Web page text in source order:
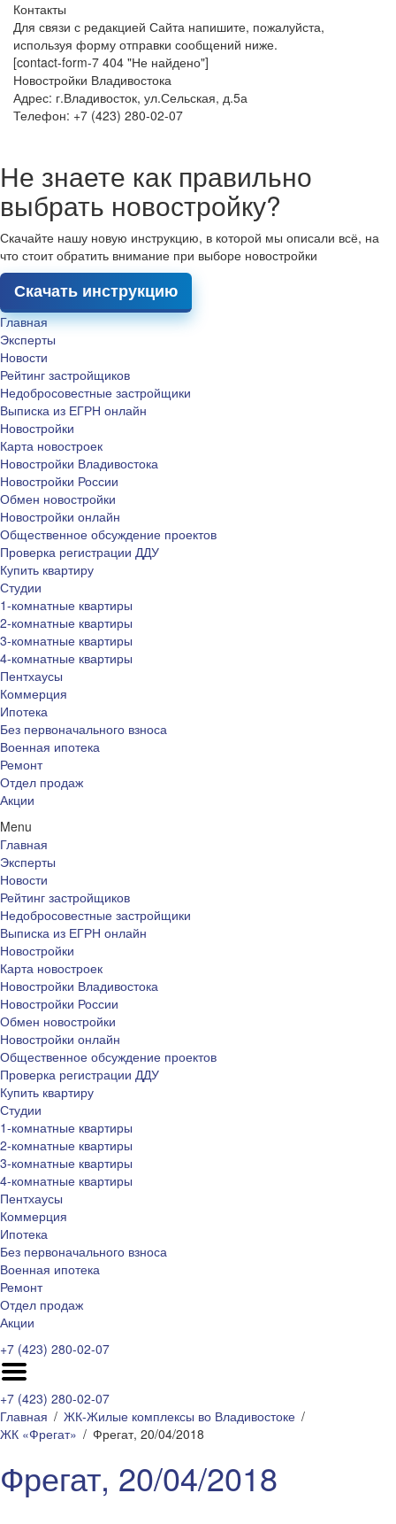
Контакты
Для связи с редакцией Сайта напишите, пожалуйста,
используя форму отправки сообщений ниже.
[contact-form-7 404 "Не найдено"]
Новостройки Владивостока
Адрес: г.Владивосток, ул.Сельская, д.5а
Телефон: +7 (423) 280-02-07
Не знаете как правильно
выбрать новостройку?
Скачайте нашу новую инструкцию, в которой мы описали всё, на
что стоит обратить внимание при выборе новостройки
Скачать инструкцию
Главная
Эксперты
Новости
Рейтинг застройщиков
Недобросовестные застройщики
Выписка из ЕГРН онлайн
Новостройки
Карта новостроек
Новостройки Владивостока
Новостройки России
Обмен новостройки
Новостройки онлайн
Общественное обсуждение проектов
Проверка регистрации ДДУ
Купить квартиру
Студии
1-комнатные квартиры
2-комнатные квартиры
3-комнатные квартиры
4-комнатные квартиры
Пентхаусы
Коммерция
Ипотека
Без первоначального взноса
Военная ипотека
Ремонт
Отдел продаж
Акции
Menu
Главная
Эксперты
Новости
Рейтинг застройщиков
Недобросовестные застройщики
Выписка из ЕГРН онлайн
Новостройки
Карта новостроек
Новостройки Владивостока
Новостройки России
Обмен новостройки
Новостройки онлайн
Общественное обсуждение проектов
Проверка регистрации ДДУ
Купить квартиру
Студии
1-комнатные квартиры
2-комнатные квартиры
3-комнатные квартиры
4-комнатные квартиры
Пентхаусы
Коммерция
Ипотека
Без первоначального взноса
Военная ипотека
Ремонт
Отдел продаж
Акции
+7 (423) 280-02-07
+7 (423) 280-02-07
Главная
ЖК-Жилые комплексы во Владивостоке
ЖК «Фрегат»
Фрегат, 20/04/2018
Фрегат, 20/04/2018